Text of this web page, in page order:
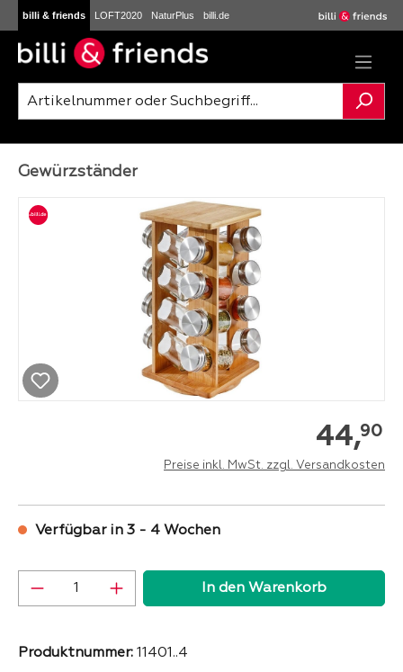
Zum Hauptinhalt springen
billi & friends LOFT2020 NaturPlus billi.de
Bildergalerie überspringen
Gewürzständer
44,90
Preise inkl. MwSt. zzgl. Versandkosten
Verfügbar in 3 - 4 Wochen
Produkt Anzahl: Gib den gewünschten
In den Warenkorb
Produktnummer: 11401..4